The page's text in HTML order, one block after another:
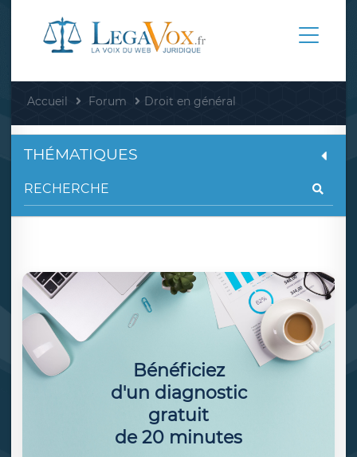
Accueil Forum Droit en général
THÉMATIQUES
Bénéficiez
d'un diagnostic
gratuit
de 20 minutes